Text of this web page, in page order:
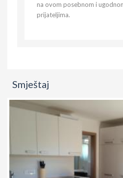
na ovom posebnom i
prijateljima.
Smještaj